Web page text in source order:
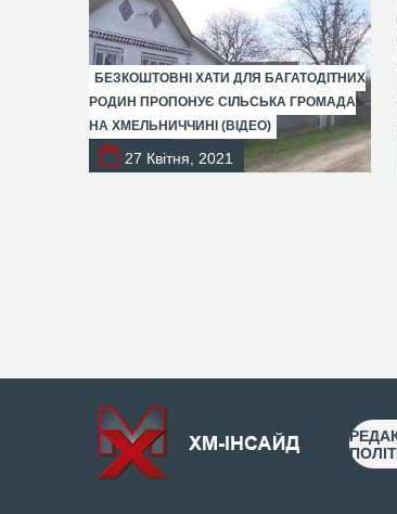
БЕЗКОШТОВНІ ХАТИ ДЛЯ БАГАТОДІТНИХ
РОДИН ПРОПОНУЄ СІЛЬСЬКА ГРОМАДА
НА ХМЕЛЬНИЧЧИНІ (ВІДЕО)
27 Квітня, 2021